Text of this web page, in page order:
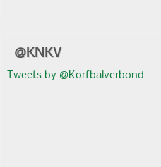
@KNKV
Tweets by @Korfbalverbond